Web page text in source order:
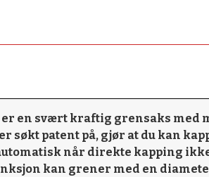
en svært kraftig grensaks
søkt patent på, gjør at du kan
når direkte kapping
kan grener med en